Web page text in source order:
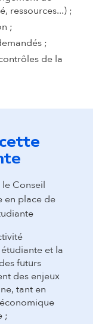
ressources...) ;
;
;
de la
le Conseil
en place de
et la
futurs
des enjeux
tant en
;